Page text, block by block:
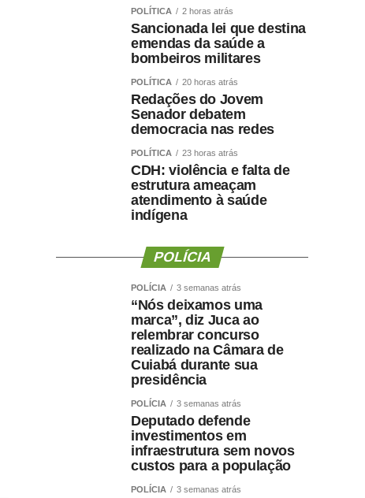
POLÍTICA 2 horas atrás
Sancionada lei que destina
emendas da saúde a
bombeiros militares
POLÍTICA 20 horas atrás
Redações do Jovem
Senador debatem
democracia nas redes
POLÍTICA 23 horas atrás
CDH: violência e falta de
estrutura ameaçam
atendimento à saúde
indígena
POLÍCIA
POLÍCIA 3 semanas atrás
“Nós deixamos uma
marca”, diz Juca ao
relembrar concurso
realizado na Câmara de
Cuiabá durante sua
presidência
POLÍCIA 3 semanas atrás
Deputado defende
investimentos em
infraestrutura sem novos
custos para a população
POLÍCIA 3 semanas atrás